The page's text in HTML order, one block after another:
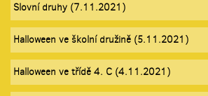
Slovní druhy (7.11.2021)
Halloween ve školní družině (5.11.2021)
Halloween ve třídě 4. C (4.11.2021)